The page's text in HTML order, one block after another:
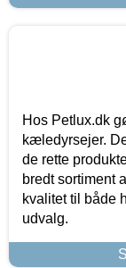
Hos Petlux.dk
kæledyrsejer.
de rette
bredt sortiment
kvalitet til både
udvalg.